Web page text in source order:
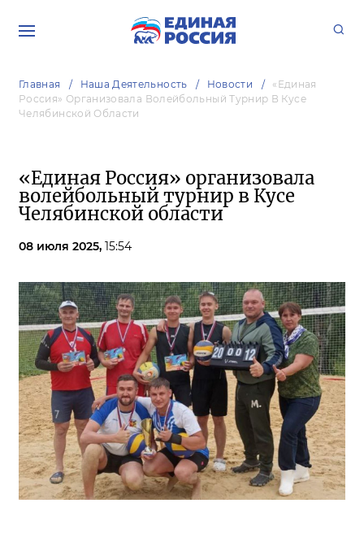
Главная Наша Деятельность Новости
«Единая
Россия» Организовала Волейбольный Турнир В Кусе
Челябинской Области
«Единая Россия» организовала
волейбольный турнир в Кусе
Челябинской области
08 июля 2025, 15:54